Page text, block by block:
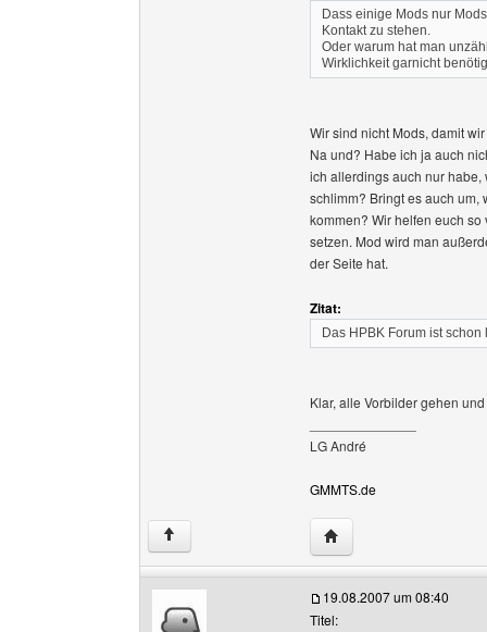
Dass einige Mods nur
Kontakt zu stehen.
Oder warum hat man
Wirklichkeit garnicht
Wir sind nicht Mods, damit
Na und? Habe ich ja auch
ich allerdings auch nur
schlimm? Bringt es auch um,
kommen? Wir helfen euch
setzen. Mod wird man
der Seite hat.
Zitat:
Das HPBK Forum ist
Klar, alle Vorbilder gehen
LG André
GMMTS.de
↑ Website dieses
19.08.2007 um 08:40
Titel: